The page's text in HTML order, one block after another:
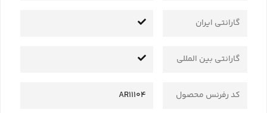
گارانتی ایران
گارانتی بین المللی
کد رفرنس محصول AR11104